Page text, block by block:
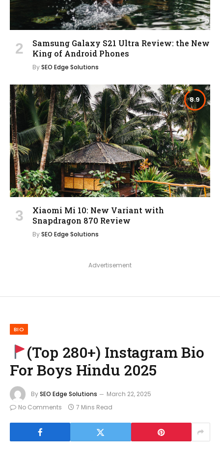
Samsung Galaxy S21 Ultra Review: the New
King of Android Phones
BySEO Edge Solutions
8.9
Xiaomi Mi 10: New Variant with
Snapdragon 870 Review
BySEO Edge Solutions
Advertisement
BIO
(Top 280+) Instagram Bio
For Boys Hindu 2025
BySEO Edge Solutions
March 22, 2025
No Comments
7 Mins Read